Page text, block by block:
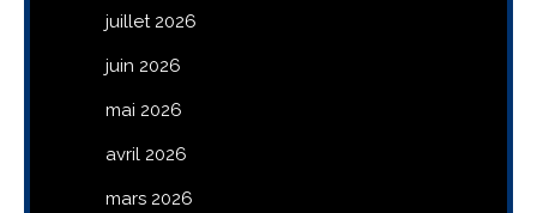
juillet 2026
juin 2026
mai 2026
avril 2026
mars 2026